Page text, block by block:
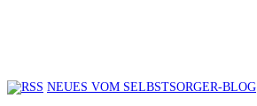
NEUES VOM SELBSTSORGER-BLOG